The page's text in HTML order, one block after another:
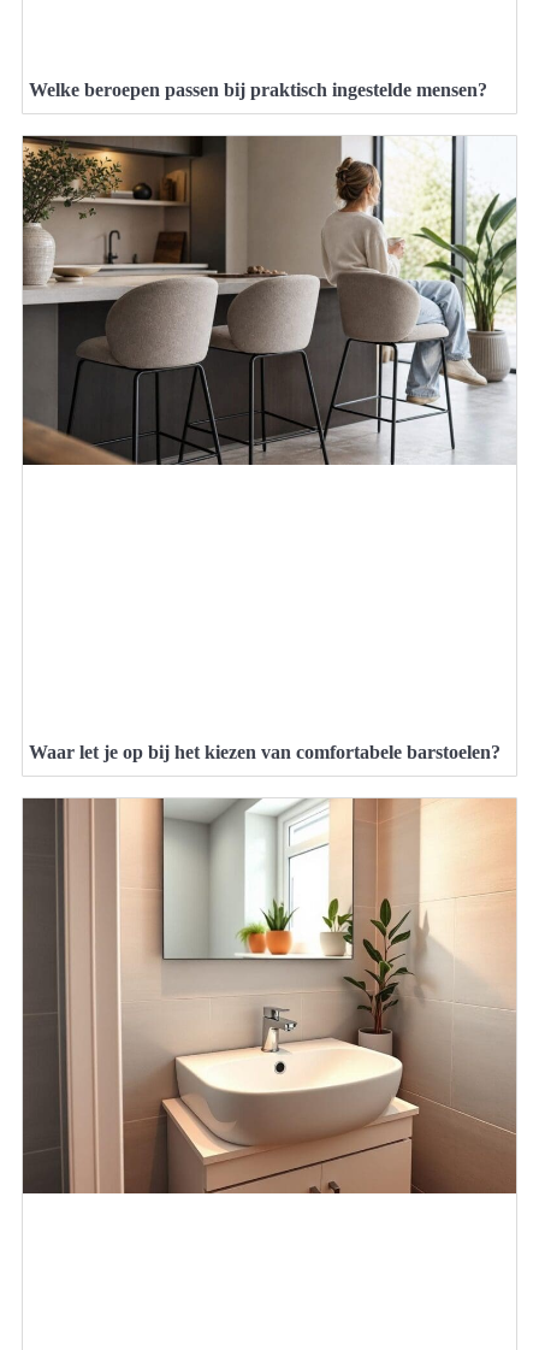
Welke beroepen passen bij praktisch ingestelde mensen?
Waar let je op bij het kiezen van comfortabele barstoelen?